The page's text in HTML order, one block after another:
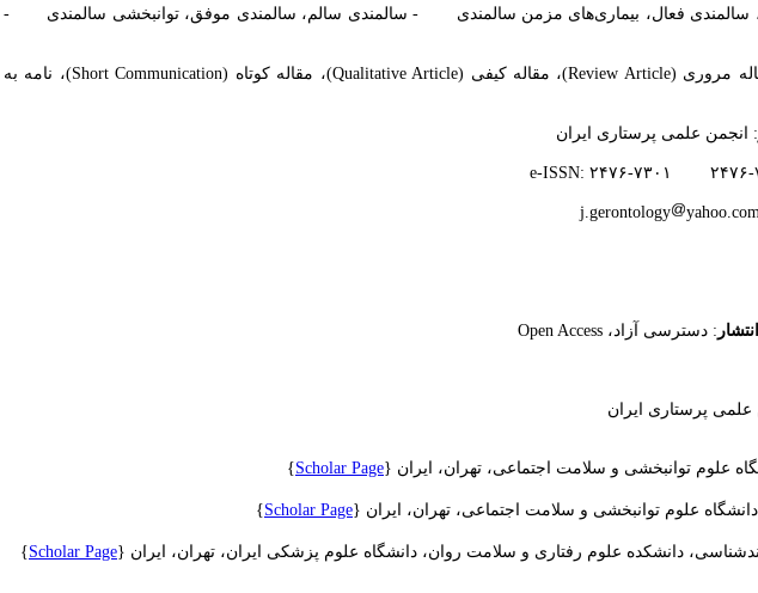
فعال، بیماری‌های مزمن سالمندی - سالمندی سالم، سالمندی موفق، توانبخشی سالمندی -
انتشار موضوعات اختصاصی به شکل ذیل می باشد: مقاله پژوهشی (Original Article)، مقاله مروری (Review Article)، مقاله کیفی (Qualitative Article)، مقاله کوتاه (Short Communication)، نامه به
: انجمن علمی پرستاری ایران
: دسترسی آزاد، Open Access
علمی پرستاری ایران
علوم توانبخشی و سلامت اجتماعی، تهران، ایران {Scholar Page
}
علوم توانبخشی و سلامت اجتماعی، تهران، ایران {
Scholar Page
}
دانشکده علوم رفتاری و سلامت روان، دانشگاه علوم پزشکی ایران، تهران، ایران {
Scholar Page
}